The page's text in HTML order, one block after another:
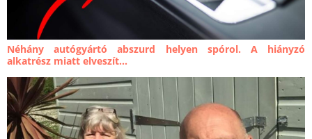
Néhány autógyártó abszurd helyen spórol. A hiányzó
alkatrész miatt elveszít...